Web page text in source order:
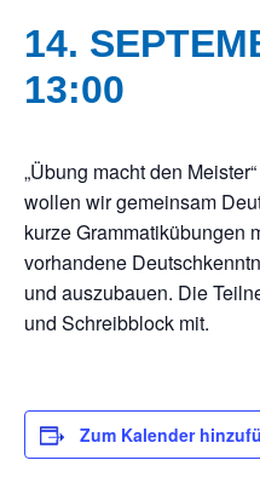
14.
13:00
„Übung macht den
wollen wir gemeinsam
kurze Grammatikübungen
vorhandene
und auszubauen. Die
und Schreibblock mit.
Zum Kalender